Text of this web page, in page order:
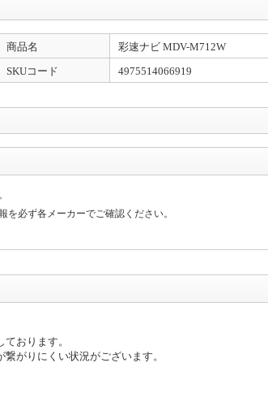
きません。あらかじめご了承下さい。 ・商品到着後のお客
をクリックして頂いたのちオプションCをご確認いただけれ
商品名
彩速ナビ MDV-M712W
SKUコード 4975514066919
必ず各メーカーでご確認ください。
おります。
がりにくい状況がございます。